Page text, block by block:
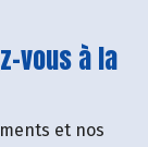
vous à la
et nos